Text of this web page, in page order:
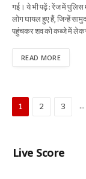
गई। ये भी पढ़ें : रेंज में पुलिस
लोग घायल हुए हैं, जिन्हें
पहुंचकर शव को कब्जे में लेकर
READ MORE
1 2 3 …
Live Score